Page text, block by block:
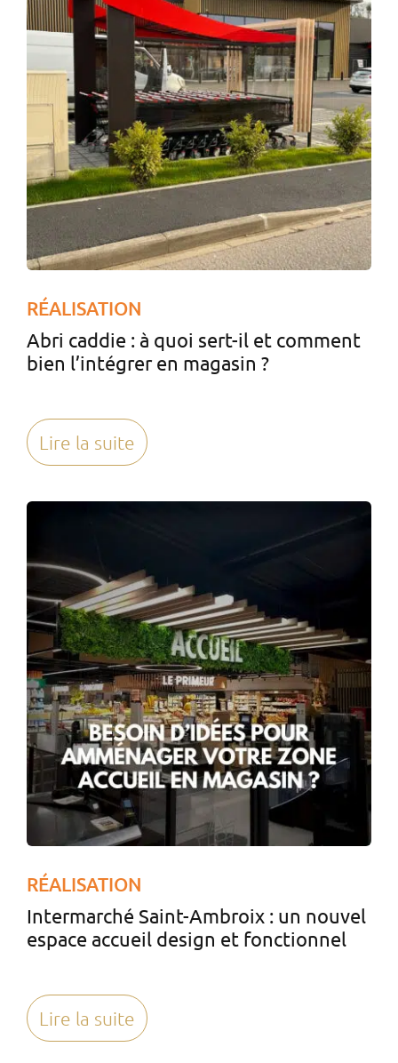
RÉALISATION
Abri caddie : à quoi sert-il et comment
bien l’intégrer en magasin ?
Lire la suite
RÉALISATION
Intermarché Saint-Ambroix : un nouvel
espace accueil design et fonctionnel
Lire la suite